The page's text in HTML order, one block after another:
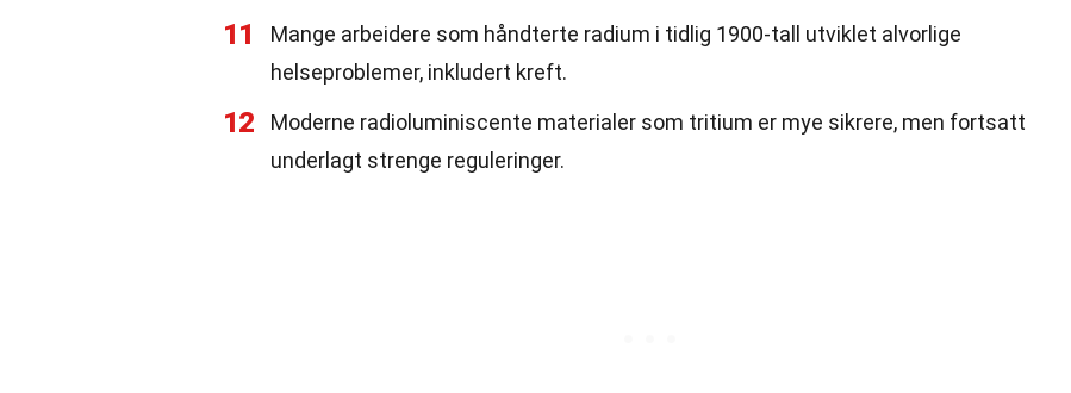
11
Mange arbeidere som håndterte radium i tidlig 1900-tall utviklet alvorlige
helseproblemer, inkludert kreft.
12
Moderne radioluminiscente materialer som tritium er mye sikrere, men fortsatt
underlagt strenge reguleringer.